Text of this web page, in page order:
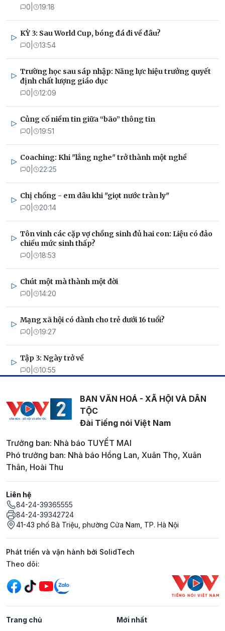
0 19:18
KỲ 3: Sau World Cup, bóng đá đi về đâu?
0 13:54
Trường học sau sáp nhập: Năng lực hiệu trưởng quyết
định chất lượng giáo dục
0 12:09
Củng cố niềm tin giữa “bão” thông tin
0 19:51
Coaching: Khi "lắng nghe" trở thành một nghề
0 22:25
Chị chồng - em dâu khi "giọt nước tràn ly"
0 20:14
Tôn vinh các cặp vợ chồng sinh đủ hai con: Liệu có đảo
chiều mức sinh thấp?
0 18:53
Chút một mà thành một đời
0 14:20
Mạng xã hội có dành cho trẻ dưới 16 tuổi?
0 19:27
Tập 3: Ngày trở về
0 10:55
BAN VĂN HOÁ - XÃ HỘI VÀ DÂN
TỘC
Đài Tiếng nói Việt Nam
Trưởng ban: Nhà báo TUYẾT MAI
Phó trưởng ban: Nhà báo Hồng Lan, Xuân Thọ, Xuân
Thân, Hoài Thu
Liên hệ
84-24-39365555
84-24-39342724
41-43 phố Bà Triệu, phường Cửa Nam, TP. Hà Nội
Phát triển và vận hành bởi SolidTech
Mạng xã hội
Theo dõi:
Trang chủ Mới nhất